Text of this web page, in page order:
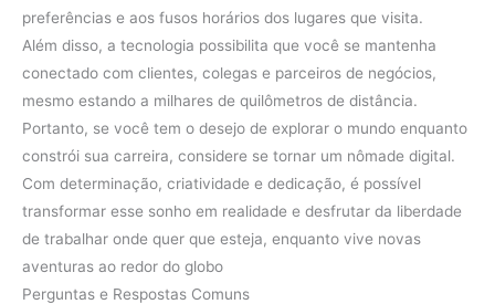
preferências e aos fusos horários dos lugares que visita.
Além disso, a tecnologia possibilita que você se mantenha
conectado com clientes, colegas e parceiros de negócios,
mesmo estando a milhares de quilômetros de distância.
Portanto, se você tem o desejo de explorar o mundo enquanto
constrói sua carreira, considere se tornar um nômade digital.
Com determinação, criatividade e dedicação, é possível
transformar esse sonho em realidade e desfrutar da liberdade
de trabalhar onde quer que esteja, enquanto vive novas
aventuras ao redor do globo
Perguntas e Respostas Comuns